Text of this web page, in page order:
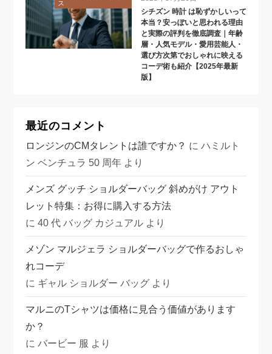
ス
シチズン 時計 は恥ずかしいって
本当？安っぽいと思われる理由
と実際の評判を徹底調査｜年齢
層・人気モデル・愛用芸能人・
選び方次第でおしゃれに映える
コーデ術も紹介【2025年最新
版】
最近のコメント
ロンジンのCMタレントは誰ですか？ にハミルト
ン ベンチュラ 50 周年 より
メンズ グッチ ショルダーバッグ 斜めがけ アウト
レット特集：お得に購入する方法
に40 代 バッグ カジュアル より
メゾン マルジェラ ショルダーバッグで作るおしゃ
れコーデ
に ギャル ショルダー バッグ より
マルニのTシャツは価格に見合う価値があります
か？
にバービー 服 より